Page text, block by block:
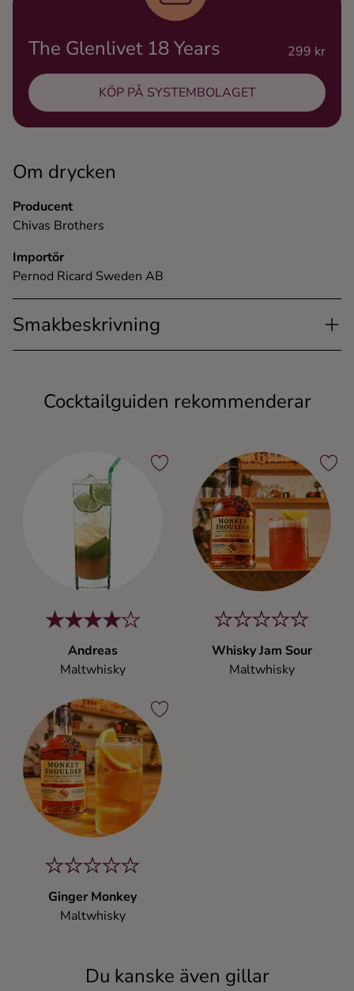
Om drycken
Producent
Chivas Brothers
Importör
Pernod Ricard Sweden AB
Smakbeskrivning
The Glenlivet 18 Years 299 kr
KÖP PÅ SYSTEMBOLAGET
Cocktailguiden rekommenderar
Andreas
Maltwhisky
Whisky Jam Sour
Maltwhisky
Ginger Monkey
Maltwhisky
Du kanske även gillar